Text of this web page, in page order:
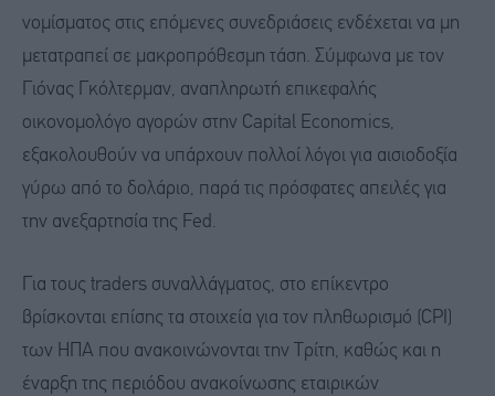
νομίσματος στις επόμενες συνεδριάσεις ενδέχεται να μη
μετατραπεί σε μακροπρόθεσμη τάση. Σύμφωνα με τον
Γιόνας Γκόλτερμαν, αναπληρωτή επικεφαλής
οικονομολόγο αγορών στην Capital Economics,
εξακολουθούν να υπάρχουν πολλοί λόγοι για αισιοδοξία
γύρω από το δολάριο, παρά τις πρόσφατες απειλές για
την ανεξαρτησία της Fed.
Για τους traders συναλλάγματος, στο επίκεντρο
βρίσκονται επίσης τα στοιχεία για τον πληθωρισμό (CPI)
των ΗΠΑ που ανακοινώνονται την Τρίτη, καθώς και η
έναρξη της περιόδου ανακοίνωσης εταιρικών